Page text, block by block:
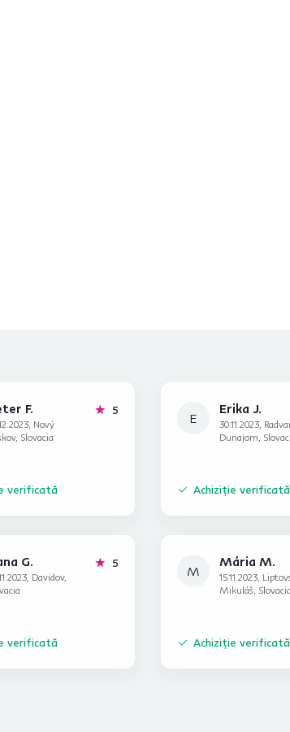
F.
Nový
Slovacia
5stele
verificată
E
Erika J.
30.11.2023,
Dunajom,
Achiziție verificată
G.
Davidov,
5stele
verificată
M
Mária M.
15.11.2023,
Mikuláš, Slovacia
Achiziție verificată